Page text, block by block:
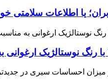
یا اطلاعات